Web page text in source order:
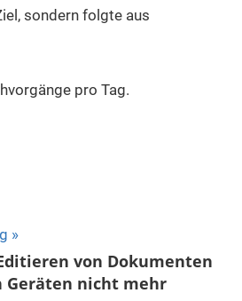
sondern folgte aus
pro Tag.
von Dokumenten
Geräten nicht mehr